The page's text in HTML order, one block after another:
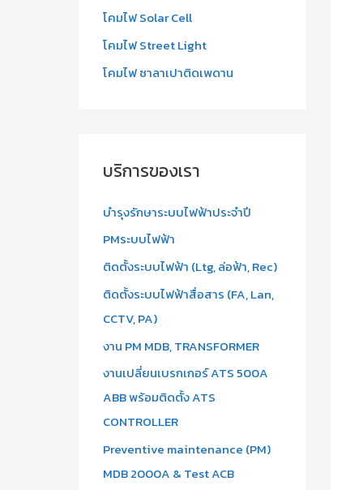
โคมไฟ Solar Cell
โคมไฟ Street Light
โคมไฟ ซาลาเปาติดเพดาน
บริการของเรา
บำรุงรักษาระบบไฟฟ้าประจำปี
PMระบบไฟฟ้า
ติดตั้งระบบไฟฟ้า (Ltg, ล่อฟ้า, Rec)
ติดตั้งระบบไฟฟ้าสื่อสาร (FA, Lan,
CCTV, PA)
งาน PM MDB, TRANSFORMER
งานเปลี่ยนเบรกเกอร์ ATS 500A
ABB พร้อมติดตั้ง ATS
CONTROLLER
Preventive maintenance (PM)
MDB 2000A & Test ACB